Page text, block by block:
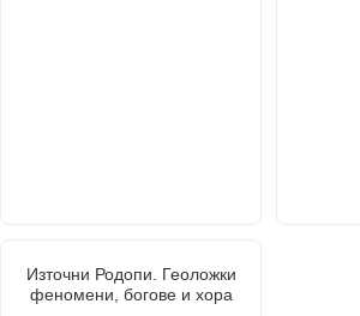
Източни Родопи. Геоложки
феномени, богове и хора